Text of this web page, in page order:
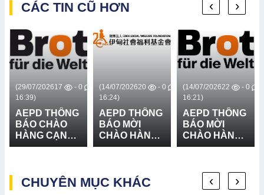
CÁC TIN CŨ HƠN
(29/07/2026
16:39)
17 - 0
AEPD THÔNG
BÁO CHÀO
HÀNG CẠNH
TRANH CUNG
BÁO RỦI RO
(14/07/2026
16:24)
20 - 0
AEPD THÔNG
BÁO MỜI
CHÀO HÀNG
CẠNH TRANH
CẤP TRANG
(14/07/2026
16:21)
22 - 0
AEPD THÔNG
BÁO MỜI
CHÀO HÀNG
CẠNH TRANH
CẤP VÀ LẮP
ĐẶT 03 BẢN
‹ ›
CHUYÊN MỤC KHÁC ‹ ›